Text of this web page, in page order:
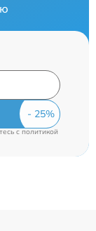
cполитикой